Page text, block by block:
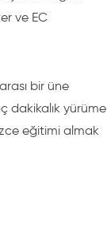
ve EC
bir üne
dakikalık yürüme
eğitimi almak